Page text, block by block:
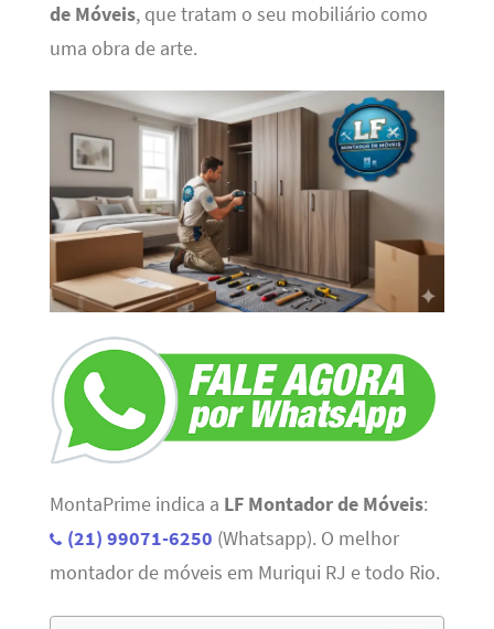
de Móveis, que tratam o seu mobiliário como
uma obra de arte.
MontaPrime indica a LF Montador de Móveis:
(21) 99071-6250 (Whatsapp). O melhor
montador de móveis em Muriqui RJ e todo Rio.